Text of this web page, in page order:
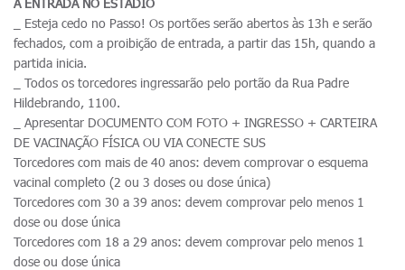
A ENTRADA NO ESTÁDIO
_ Esteja cedo no Passo! Os portões serão abertos às 13h e serão
fechados, com a proibição de entrada, a partir das 15h, quando a
partida inicia.
_ Todos os torcedores ingressarão pelo portão da Rua Padre
Hildebrando, 1100.
_ Apresentar DOCUMENTO COM FOTO + INGRESSO + CARTEIRA
DE VACINAÇÃO FÍSICA OU VIA CONECTE SUS
Torcedores com mais de 40 anos: devem comprovar o esquema
vacinal completo (2 ou 3 doses ou dose única)
Torcedores com 30 a 39 anos: devem comprovar pelo menos 1
dose ou dose única
Torcedores com 18 a 29 anos: devem comprovar pelo menos 1
dose ou dose única